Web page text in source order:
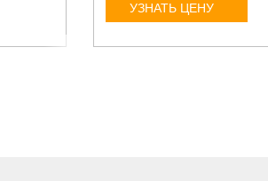
УЗНАТЬ ЦЕНУ